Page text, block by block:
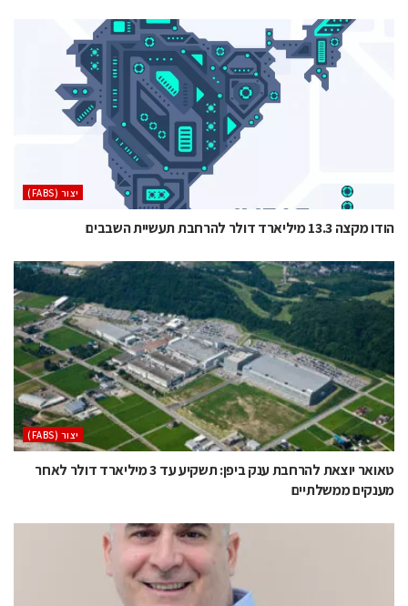
‫יצור (‪(FABS‬‬
הודו מקצה 13.3 מיליארד דולר להרחבת תעשיית השבבים
‫יצור (‪(FABS‬‬
טאואר יוצאת להרחבת ענק ביפן: תשקיע עד 3 מיליארד דולר לאחר
מענקים ממשלתיים